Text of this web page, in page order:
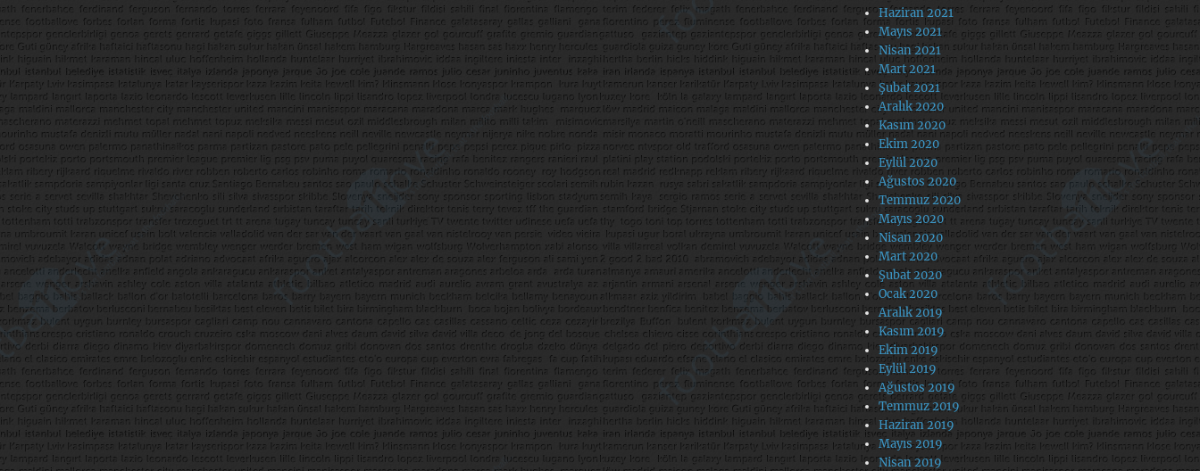
Haziran 2021
Mayıs 2021
Nisan 2021
Mart 2021
Şubat 2021
Aralık 2020
Kasım 2020
Ekim 2020
Eylül 2020
Ağustos 2020
Temmuz 2020
Mayıs 2020
Nisan 2020
Mart 2020
Şubat 2020
Ocak 2020
Aralık 2019
Kasım 2019
Ekim 2019
Eylül 2019
Ağustos 2019
Temmuz 2019
Haziran 2019
Mayıs 2019
Nisan 2019